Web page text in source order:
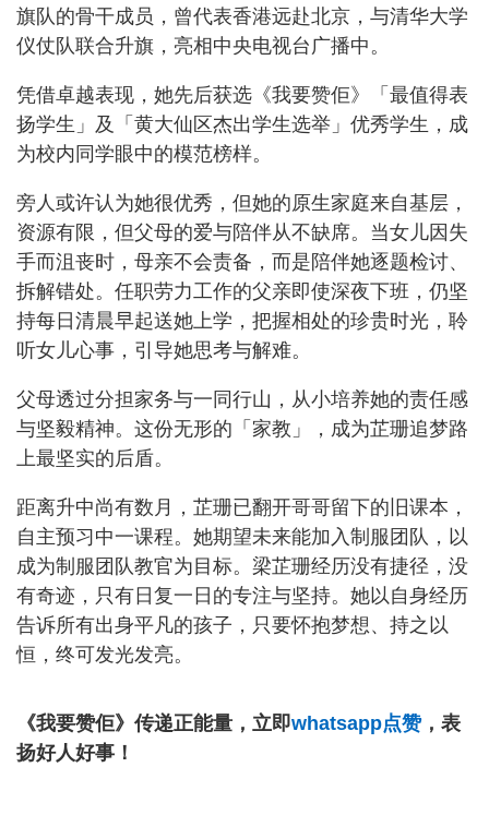
旗队的骨干成员，曾代表香港远赴北京，与清华大学
仪仗队联合升旗，亮相中央电视台广播中。
凭借卓越表现，她先后获选《我要赞佢》「最值得表
扬学生」及「黄大仙区杰出学生选举」优秀学生，成
为校内同学眼中的模范榜样。
旁人或许认为她很优秀，但她的原生家庭来自基层，
资源有限，但父母的爱与陪伴从不缺席。当女儿因失
手而沮丧时，母亲不会责备，而是陪伴她逐题检讨、
拆解错处。任职劳力工作的父亲即使深夜下班，仍坚
持每日清晨早起送她上学，把握相处的珍贵时光，聆
听女儿心事，引导她思考与解难。
父母透过分担家务与一同行山，从小培养她的责任感
与坚毅精神。这份无形的「家教」，成为芷珊追梦路
上最坚实的后盾。
距离升中尚有数月，芷珊已翻开哥哥留下的旧课本，
自主预习中一课程。她期望未来能加入制服团队，以
成为制服团队教官为目标。梁芷珊经历没有捷径，没
有奇迹，只有日复一日的专注与坚持。她以自身经历
告诉所有出身平凡的孩子，只要怀抱梦想、持之以
恒，终可发光发亮。
《我要赞佢》传递正能量，立即whatsapp点赞，表
扬好人好事！